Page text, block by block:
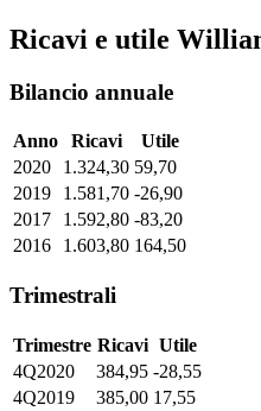
Ricavi e utile
Bilancio annuale
Anno Ricavi
Utile
2020
1.324,30 59,70
2019
1.581,70 -26,90
2017
1.592,80 -83,20
2016
1.603,80 164,50
Trimestrali
Trimestre Ricavi Utile
4Q2020
384,95 -28,55
4Q2019
385,00 17,55